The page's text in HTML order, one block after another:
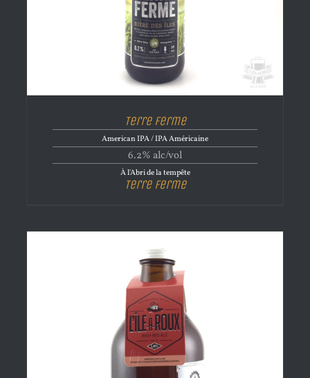
Terre Ferme
American IPA / IPA Américaine
6.2% alc/vol
À l'Abri de la tempête
Terre Ferme